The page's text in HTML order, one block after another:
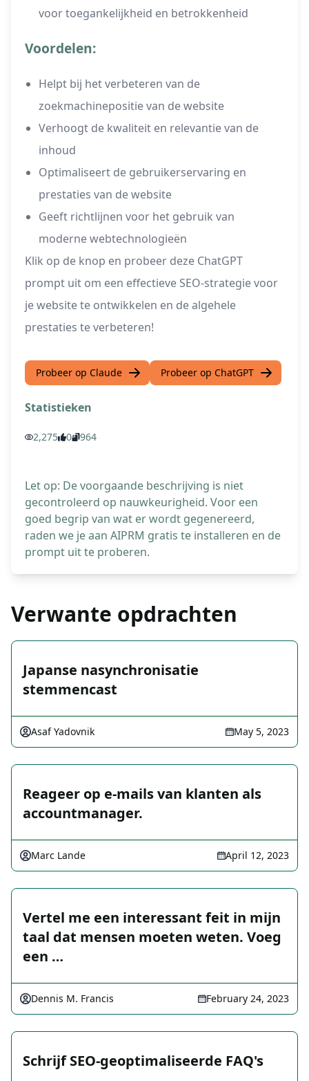
voor toegankelijkheid en betrokkenheid
Voordelen:
Helpt bij het verbeteren van de
zoekmachinepositie van de website
Verhoogt de kwaliteit en relevantie van de
inhoud
Optimaliseert de gebruikerservaring en
prestaties van de website
Geeft richtlijnen voor het gebruik van
moderne webtechnologieën
Klik op de knop en probeer deze ChatGPT
prompt uit om een effectieve SEO-strategie voor
je website te ontwikkelen en de algehele
prestaties te verbeteren!
Probeer op Claude Probeer op ChatGPT
Statistieken
2,275 0 964
Let op: De voorgaande beschrijving is niet
gecontroleerd op nauwkeurigheid. Voor een
goed begrip van wat er wordt gegenereerd,
raden we je aan AIPRM gratis te installeren en de
prompt uit te proberen.
Verwante opdrachten
Japanse nasynchronisatie
stemmencast
Asaf Yadovnik May 5, 2023
Reageer op e-mails van klanten als
accountmanager.
Marc Lande April 12, 2023
Vertel me een interessant feit in mijn
taal dat mensen moeten weten. Voeg
een …
Dennis M. Francis February 24, 2023
Schrijf SEO-geoptimaliseerde FAQ's